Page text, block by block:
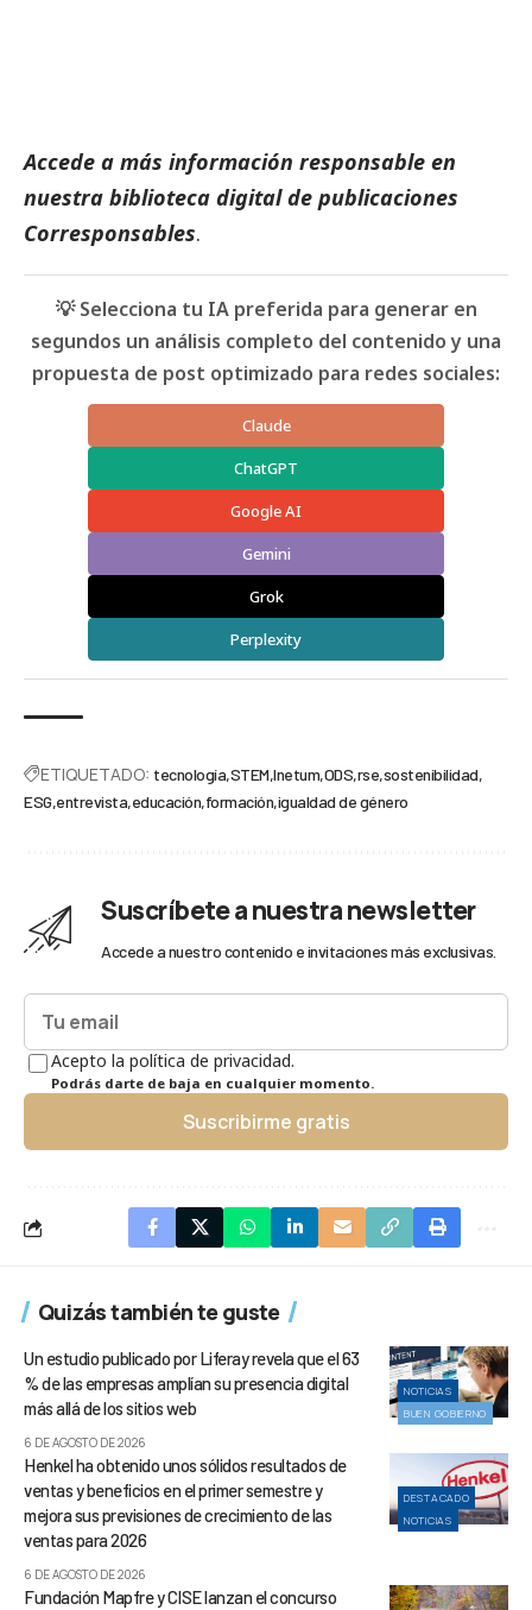
Accede a más información responsable en
nuestra biblioteca digital de publicaciones
Corresponsables.
💡 Selecciona tu IA preferida para generar en
segundos un análisis completo del contenido y una
propuesta de post optimizado para redes sociales:
Claude
ChatGPT
Google AI
Gemini
Grok
Perplexity
ETIQUETADO: tecnología STEM Inetum ODS rse sostenibilidad
ESG entrevista educación formación igualdad de género
Suscríbete a nuestra newsletter
Accede a nuestro contenido e invitaciones más exclusivas.
Acepto la política de privacidad.
Podrás darte de baja en cualquier momento.
Suscribirme gratis
Quizás también te guste
NOTICIAS
BUEN GOBIERNO
Un estudio publicado por Liferay revela que el 63
% de las empresas amplían su presencia digital
más allá de los sitios web
6 DE AGOSTO DE 2026
DESTACADO
NOTICIAS
Henkel ha obtenido unos sólidos resultados de
ventas y beneficios en el primer semestre y
mejora sus previsiones de crecimiento de las
ventas para 2026
6 DE AGOSTO DE 2026
Fundación Mapfre y CISE lanzan el concurso